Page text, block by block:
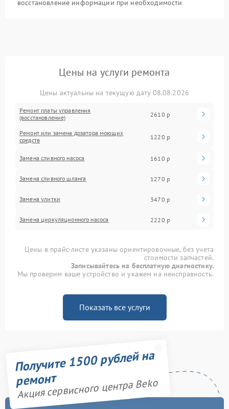
восстановление информации при необходимости
Цены на услуги ремонта
Цены актуальны на текущую дату 08.08.2026
Ремонт платы управления
(восстановление)
2610 р
Ремонт или замена дозатора моющих
средств
1220 р
Замена сливного насоса 1610 р
Замена сливного шланга 1270 р
Замена улитки 3470 р
Замена циркуляционного насоса 2220 р
Цены в прайс-листе указаны ориентировочные, без учета
стоимости запчастей.
Записывайтесь на бесплатную диагностику.
Мы проверим ваше устройство и укажем на неисправность.
Показать все услуги
Получите 1500 рублей на
ремонт
Акция сервисного центра Beko